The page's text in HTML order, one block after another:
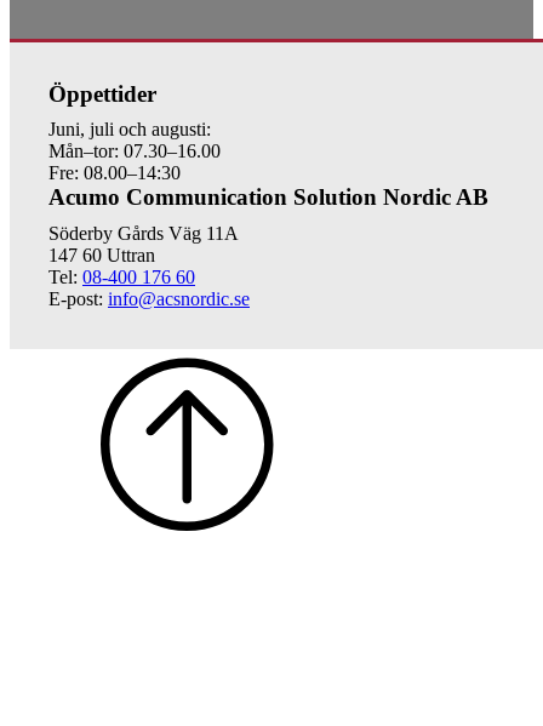
Öppettider
Juni, juli och augusti:
Mån–tor: 07.30–16.00
Fre: 08.00–14:30
Acumo Communication Solution Nordic AB
Söderby Gårds Väg 11A
147 60 Uttran
Tel: 08-400 176 60
E-post: info@acsnordic.se